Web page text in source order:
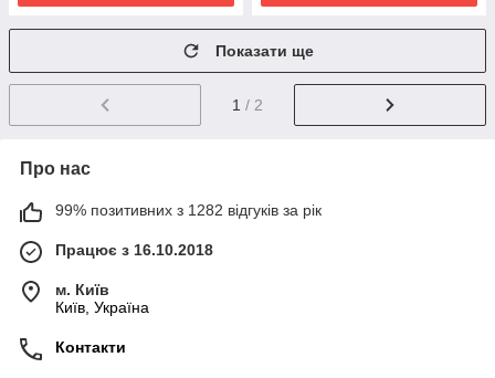
Показати ще
1 / 2
Про нас
99% позитивних з 1282 відгуків за рік
Працює з 16.10.2018
м. Київ
Київ, Україна
Контакти